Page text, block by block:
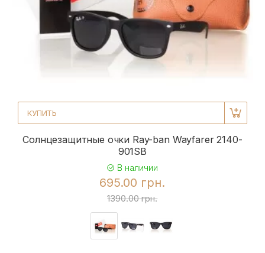
КУПИТЬ
Солнцезащитные очки Ray-ban Wayfarer 2140-
901SB
В наличии
695.00 грн.
1390.00 грн.